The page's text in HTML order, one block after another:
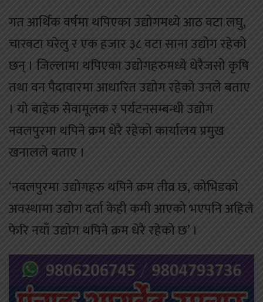
गत आर्थिक वर्षमा थपिएका उद्योगमध्ये आठ वटा लघु,
चारवटा घरेलु र एक हजार ३८ वटा साना उद्योग रहेको
छन् । जिल्लामा थपिएका उद्योगहरुमध्ये धेरैजसो कृषि
तथा वन पैदावारमा आधारित उद्योग रहेको उनले बताए
। यो बाहेक सेवामूलक र पर्यटनसम्बन्धी उद्योग
नवलपुरमा थपिने क्रम धेरै रहेको कार्यालय प्रमुख
खनालले बताए ।
‘नवलपुरमा उद्योगहरु थपिने क्रम तीव्र छ, कोभिडको
अवस्थामा उद्योग दर्ता केही कमी आएको भएपनि अहिले
फेरि नयाँ उद्योग थपिने क्रम धेरै रहेको छ’ ।